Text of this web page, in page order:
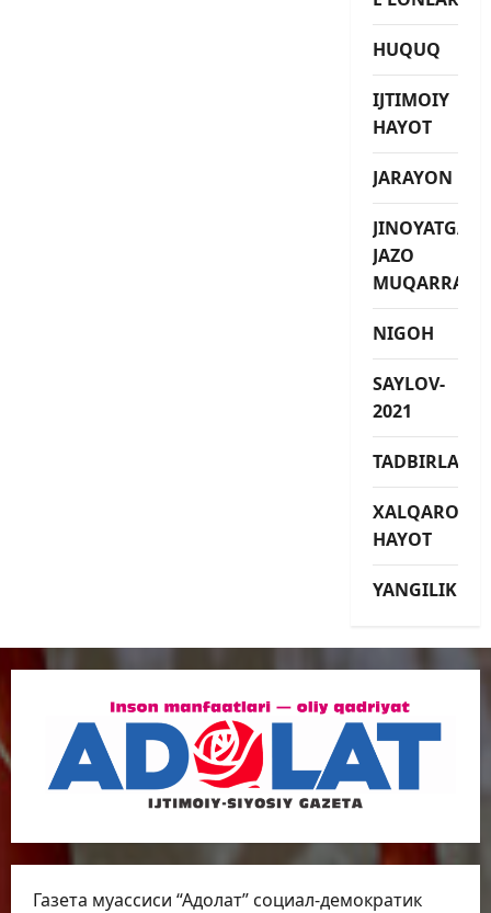
HUQUQ
IJTIMOIY
HAYOT
JARAYON
JINOYATGA
JAZO
MUQARRAR
NIGOH
SAYLOV-
2021
TADBIRLAR
XALQARO
HAYOT
YANGILIKLAR
Газета муассиси “Адолат” социал-демократик